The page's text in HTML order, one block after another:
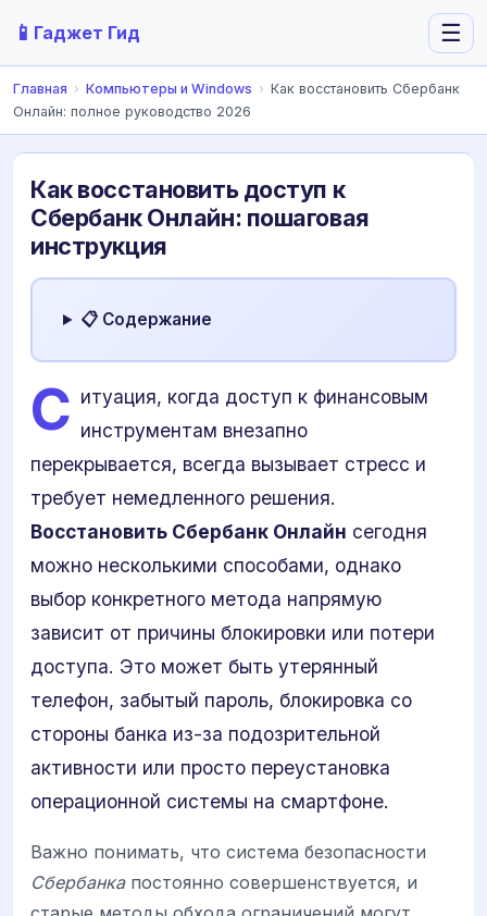
📱 Гаджет Гид ☰
Главная › Компьютеры и Windows › Как восстановить Сбербанк
Онлайн: полное руководство 2026
Как восстановить доступ к
Сбербанк Онлайн: пошаговая
инструкция
📋 Содержание
С итуация, когда доступ к финансовым
инструментам внезапно
перекрывается, всегда вызывает стресс и
требует немедленного решения.
Восстановить Сбербанк Онлайн сегодня
можно несколькими способами, однако
выбор конкретного метода напрямую
зависит от причины блокировки или потери
доступа. Это может быть утерянный
телефон, забытый пароль, блокировка со
стороны банка из-за подозрительной
активности или просто переустановка
операционной системы на смартфоне.
Важно понимать, что система безопасности
Сбербанкапостоянно совершенствуется, и